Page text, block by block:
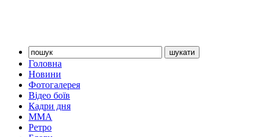
Головна
Новини
Фотогалерея
Відео боїв
Кадри дня
ММА
Ретро